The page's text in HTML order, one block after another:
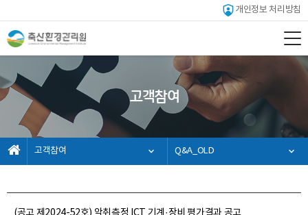
개인정보 처리방침
고객참여
고객참여 Q&A_OLD